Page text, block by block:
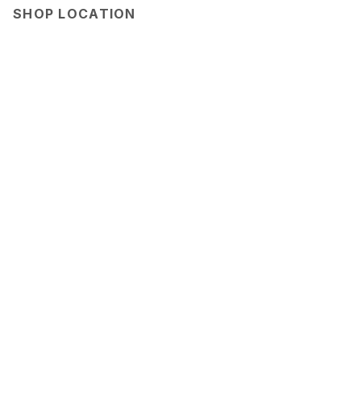
SHOP LOCATION